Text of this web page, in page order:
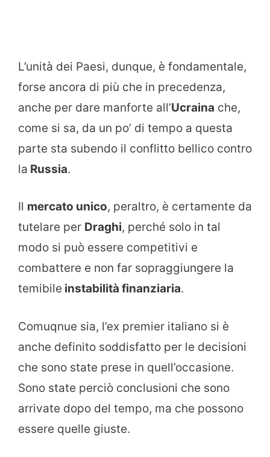
L’unità dei Paesi, dunque, è fondamentale,
forse ancora di più che in precedenza,
anche per dare manforte all’Ucraina che,
come si sa, da un po’ di tempo a questa
parte sta subendo il conflitto bellico contro
la Russia.
Il mercato unico, peraltro, è certamente da
tutelare per Draghi, perché solo in tal
modo si può essere competitivi e
combattere e non far sopraggiungere la
temibile instabilità finanziaria.
Comuqnue sia, l’ex premier italiano si è
anche definito soddisfatto per le decisioni
che sono state prese in quell’occasione.
Sono state perciò conclusioni che sono
arrivate dopo del tempo, ma che possono
essere quelle giuste.